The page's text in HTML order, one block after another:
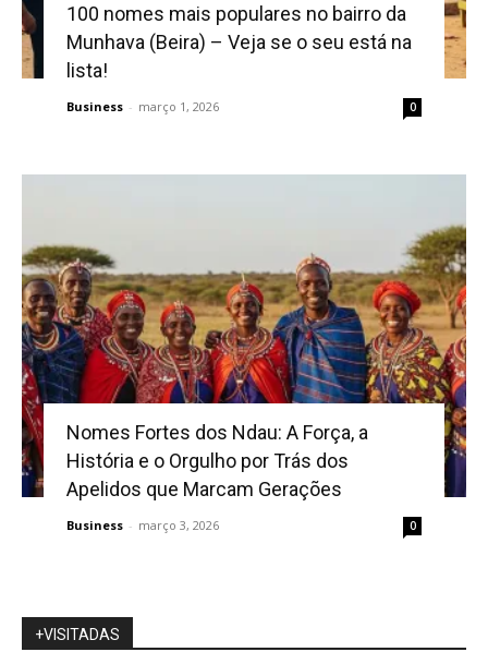
100 nomes mais populares no bairro da
Munhava (Beira) – Veja se o seu está na
lista!
Business - março 1, 2026 0
Nomes Fortes dos Ndau: A Força, a
História e o Orgulho por Trás dos
Apelidos que Marcam Gerações
Business - março 3, 2026 0
+VISITADAS